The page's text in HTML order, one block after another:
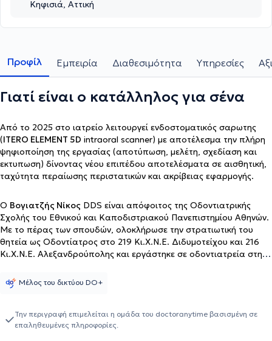
Κηφισιά, Αττική
Προφίλ Εμπειρία Διαθεσιμότητα Υπηρεσίες
Γιατί είναι ο κατάλληλος για σένα
Από το 2025 στο ιατρείο λειτουργεί ενδοστοματικός σαρωτης
(ITERO ELEMENT 5D intraoral scanner) με αποτέλεσμα την πλήρη
ψηφιοποίηση της εργασίας (αποτύπωση, μελέτη, σχεδίαση και
εκτυπωση) δίνοντας νέου επιπέδου αποτελέσματα σε αισθητική,
ταχύτητα περαίωσης περιστατικών και ακρίβειας εφαρμογής.
Ο Βογιατζής Νίκος DDS είναι απόφοιτος της Οδοντιατρικής
Σχολής του Εθνικού και Καποδιστριακού Πανεπιστημίου Αθηνών.
Με το πέρας των σπουδών, ολοκλήρωσε την στρατιωτική του
θητεία ως Οδοντίατρος στο 219 Κι.Χ.Ν.Ε. Διδυμοτείχου και 216
Κι.Χ.Ν.Ε. Αλεξανδρούπολης και εργάστηκε σε οδοντιατρεία στην
και στην αντιμετώπιση απαιτητικών περιστατικών. Στην συνέχεια
ολοκλήρωσε πρόγραμμα μετεκπαίδευσης στην εμφυτευματολογία
College of Dentistry, ενώ ταυτόχρονα έχει παρακολουθήσει
σεμινάρια στους τομείς της εξακτικής, ενδοδοντίας και
Μέλος του δικτύου DO+
Την περιγραφή επιμελείται η ομάδα του doctoranytime βασισμένη σε
επαληθευμένες πληροφορίες.